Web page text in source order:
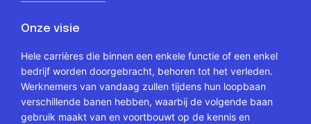
Onze visie
Hele carrières die binnen een enkele functie of een enkel
bedrijf worden doorgebracht, behoren tot het verleden.
Werknemers van vandaag zullen tijdens hun loopbaan
verschillende banen hebben, waarbij de volgende baan
gebruik maakt van en voortbouwt op de kennis en